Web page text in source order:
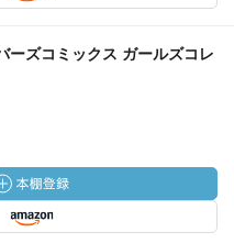
ーズコミックス ガールズコレ